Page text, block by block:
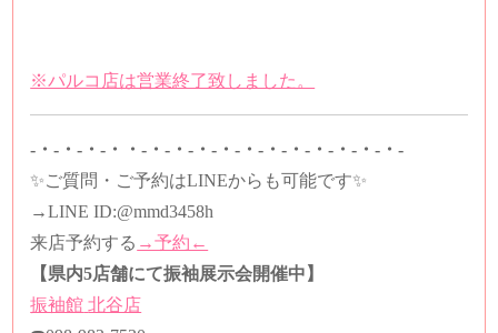
※パルコ店は営業終了致しました。
-・-・-・-・・-・-・-・-・-・-・-・-・-・-・-・-
✨ご質問・ご予約はLINEからも可能です✨
→LINE ID:@mmd3458h
来店予約する →予約←
【県内5店舗にて振袖展示会開催中】
振袖館 北谷店